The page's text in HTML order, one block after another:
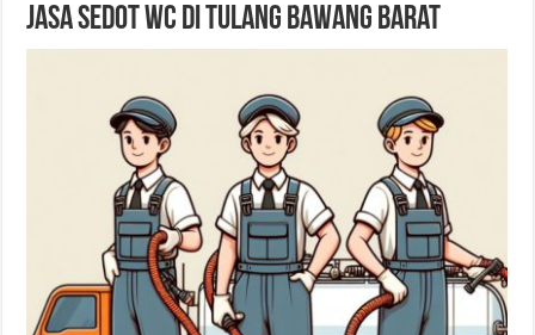
Jasa Sedot WC di Tulang Bawang Barat